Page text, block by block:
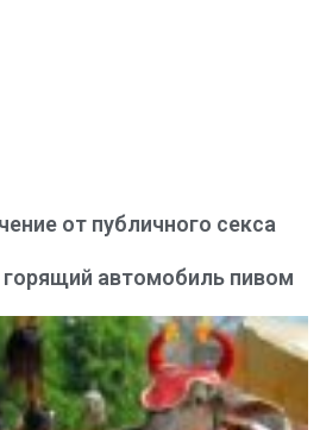
от публичного секса
автомобиль пивом